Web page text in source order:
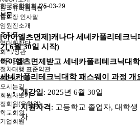
한국유학협회란?
협회장 인사말
임원진소개
조직도
역대회장단
회칙/정관
윤리강령
절차대행 표준약관
회원사인증
오시는길
회원사보기
정회원(유학원)
학교회원
기업회원
한국유학협회 /25-03-29
본문
[아이엘츠면제 ]캐나다 세네카폴리테크닉
기6월30일 시작)
아이엘츠면제받고 세네카폴리테크닉대
세네카폴리테크닉대학​패스웨이 과정 개
개강일 : 2025년 6월 30일
지원자격: 고등학교 졸업자, 대학생
자